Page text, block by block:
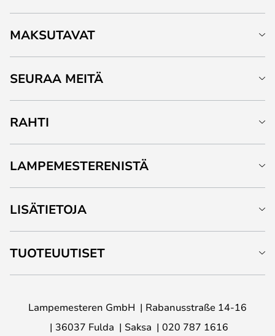
MAKSUTAVAT
SEURAA MEITÄ
RAHTI
LAMPEMESTERENISTÄ
LISÄTIETOJA
TUOTEUUTISET
Lampemesteren GmbH
Rabanusstraße 14-16
36037 Fulda
Saksa 020 787 1616